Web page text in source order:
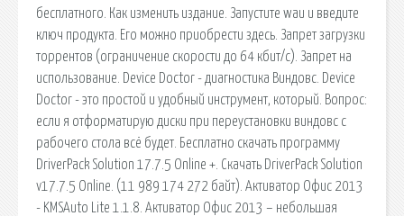
бесплатного. Как изменить издание. Запустите wau и введите
ключ продукта. Его можно приобрести здесь. Запрет загрузки
торрентов (ограничение скорости до 64 кбит/с). Запрет на
использование. Device Doctor - диагностика Виндовс. Device
Doctor - это простой и удобный инструмент, который. Вопрос:
если я отформатирую диски при переустановки виндовс с
рабочего стола всё будет. Бесплатно скачать программу
DriverPack Solution 17.7.5 Online +. Скачать DriverPack Solution
v17.7.5 Online. (11 989 174 272 байт). Активатор Офис 2013
- KMSAuto Lite 1.1.8. Активатор Офис 2013 – небольшая